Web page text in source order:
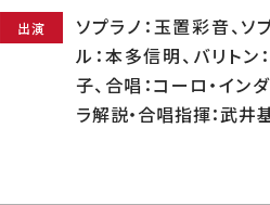
出演
ソプラノ：玉置彩音、ソ
ル：本多信明、バリトン
子、合唱：コーロ・イン
ラ解説・合唱指揮：武井